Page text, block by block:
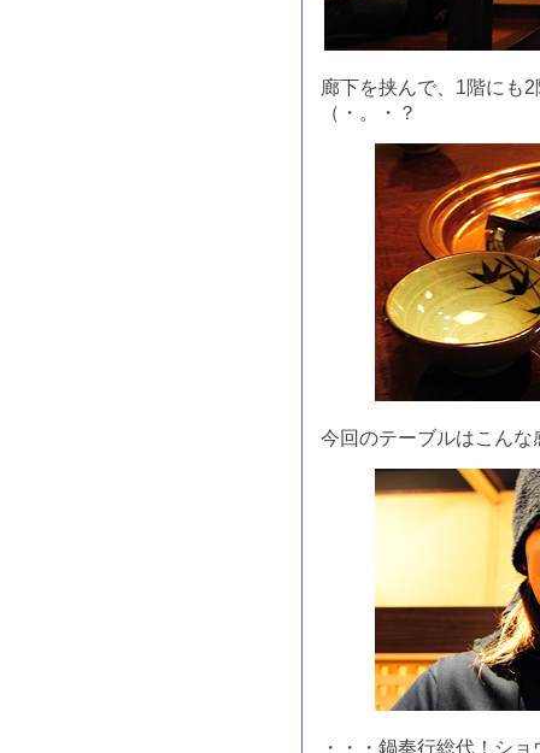
廊下を挟んで、1階にも
（・。・？
今回のテーブルはこん
・・・鍋奉行総代！シ